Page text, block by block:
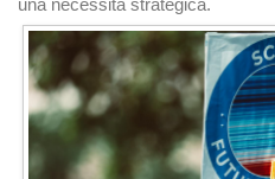
una necessità strategica.